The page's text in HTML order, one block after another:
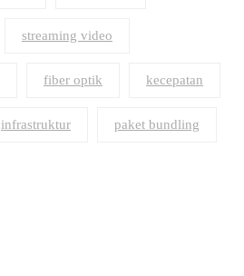
streaming video
fiber optik kecepatan
infrastruktur paket bundling